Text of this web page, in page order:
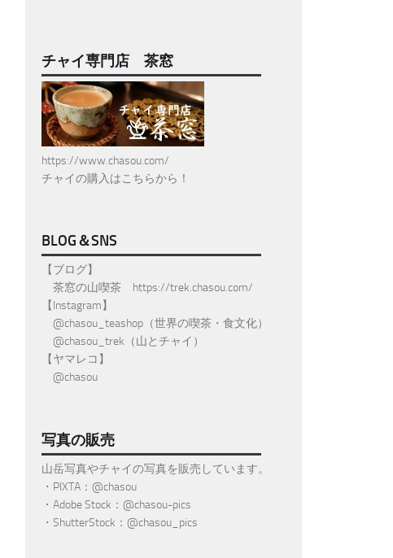
チャイ専門店 茶窓
https://www.chasou.com/
チャイの購入はこちらから！
BLOG＆SNS
【ブログ】
茶窓の山喫茶 https://trek.chasou.com/
【Instagram】
@chasou_teashop （世界の喫茶・食文化）
@chasou_trek （山とチャイ）
【ヤマレコ】
@chasou
写真の販売
山岳写真やチャイの写真を販売しています。
・PIXTA：@chasou
・Adobe Stock：@chasou-pics
・ShutterStock：@chasou_pics